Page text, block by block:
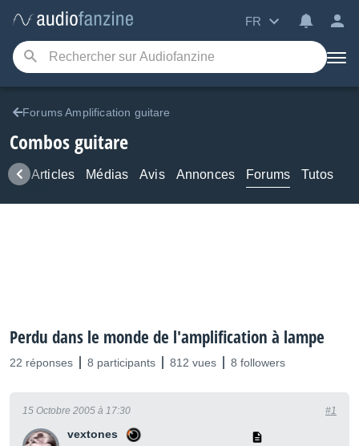
FR
Forums Amplification guitare
Combos guitare
Articles Médias Avis Annonces Forums Tutos
Perdu dans le monde de l'amplification à lampe
22 réponses 8 participants 812 vues 8 followers
vextones
15 Octobre 2005 à 17:30 #1